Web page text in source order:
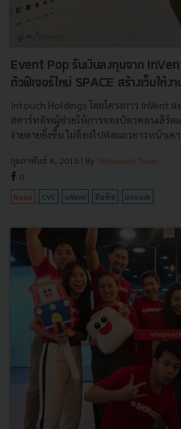
Event Pop รับเงินลงทุนจาก
ตัวฟีเจอร์ใหม่ SPACE สร้างเว็บให้งา
Intouch Holdings โดยโครงการ InVent
สตาร์ทอัพผู้ช่วยให้การจองบัตรคอนเสิร์ต
ง่ายดายยิ่งขึ้น ไม่ต้องไปต่อแถวยาวหน้าเคา
กุมภาพันธ์ 8, 2018 | By Techsauce Team
0
News CVC InVent อินทัช Intouch